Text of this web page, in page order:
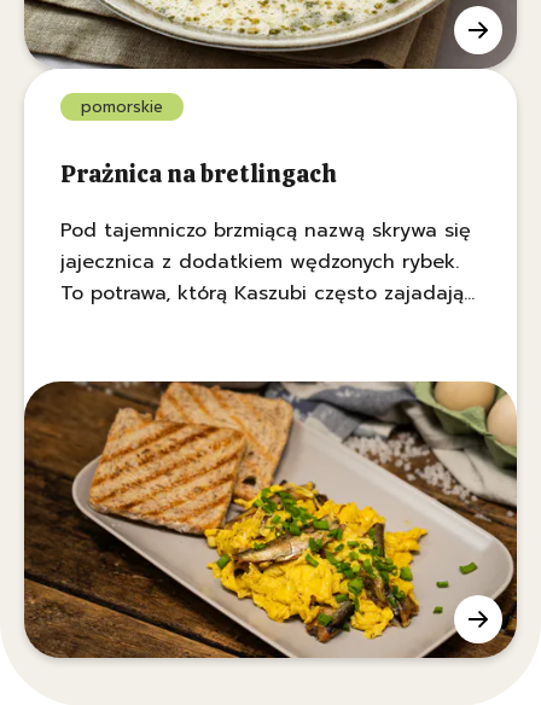
pomorskie
Prażnica na bretlingach
Pod tajemniczo brzmiącą nazwą skrywa się
jajecznica z dodatkiem wędzonych rybek.
To potrawa, którą Kaszubi często zajadają